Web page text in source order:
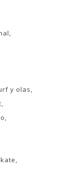
y olas